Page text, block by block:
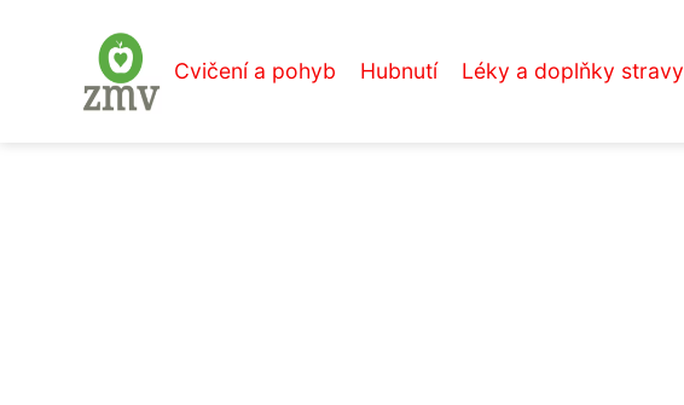
Cvičení a pohyb Hubnutí Léky a doplňky stravy